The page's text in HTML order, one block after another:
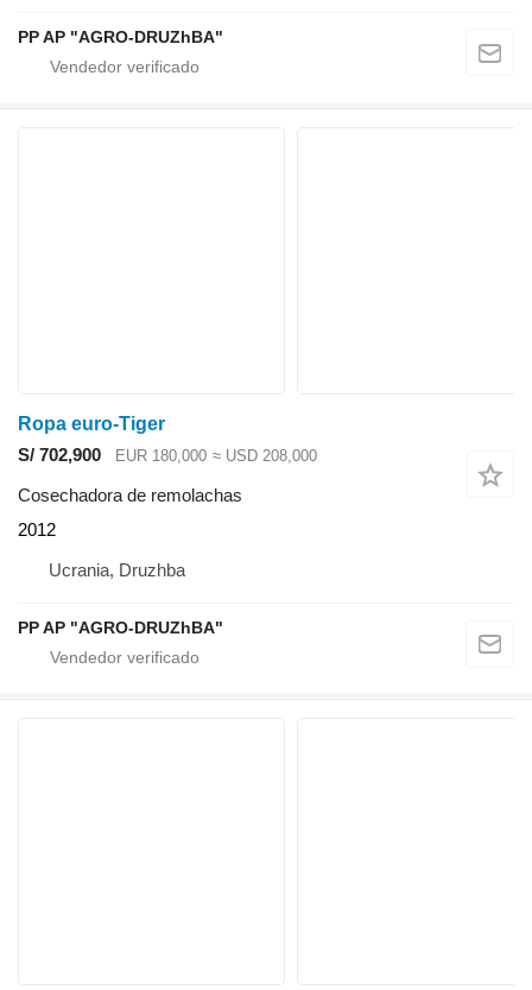
PP AP "AGRO-DRUZhBA"
Ropa euro-Tiger
S/ 702,900
EUR 180,000 ≈ USD 208,000
Cosechadora de remolachas
2012
Ucrania, Druzhba
PP AP "AGRO-DRUZhBA"